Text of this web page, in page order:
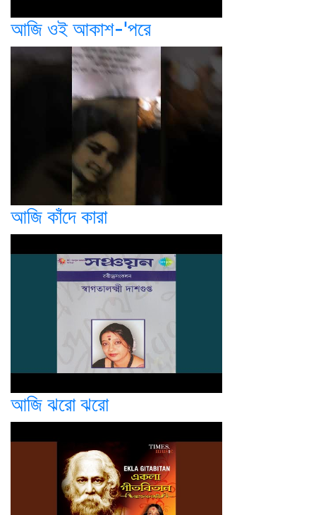
আজি ওই আকাশ-'পরে
আজি কাঁদে কারা
আজি ঝরো ঝরো